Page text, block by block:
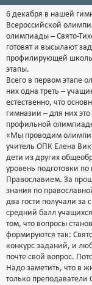
6 декабря в нашей
Всероссийской
олимпиады – Свято-
готовят и высылают
профилирующей
этапы.
Всего в первом этапе
них одна треть –
естественно, что
гимназии – для них
профильной
«Мы проводим
учитель ОПК Елена
дети из других
уровень подготовки
Православием. За
знания по
два гости получали за
средний балл
том, что вопросы
формируются так:
конкурс заданий, и
почте свой вопрос.
Надо заметить, что в
только преподаватели